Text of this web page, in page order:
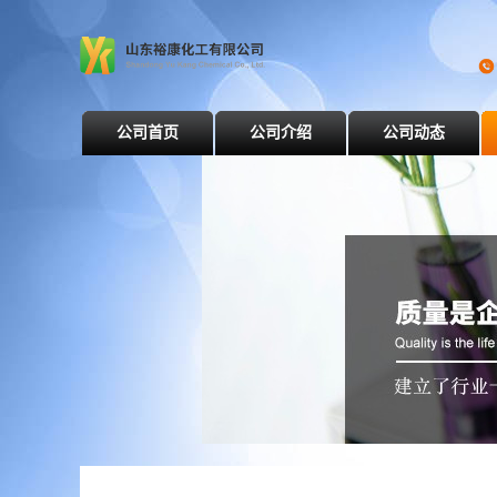
公司首页 公司介绍 公司动态